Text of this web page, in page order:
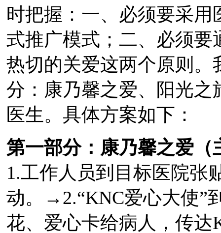
时把握：一、必须要采
式推广模式；二、必须
热切的关爱这两个原则
分：康乃馨之爱、阳光
医生。具体方案如下：
第一部分：康乃馨之爱
1.工作人员到目标医院张
动。→2.“KNC爱心大使”
花、爱心卡给病人，传